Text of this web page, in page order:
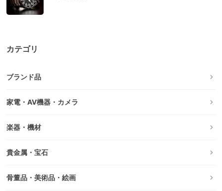
カテゴリ
ブランド品
家電・AV機器・カメラ
楽器・機材
貴金属・宝石
骨董品・美術品・絵画